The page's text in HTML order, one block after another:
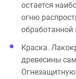
остается
огню
обработанной
Краска.
древесины